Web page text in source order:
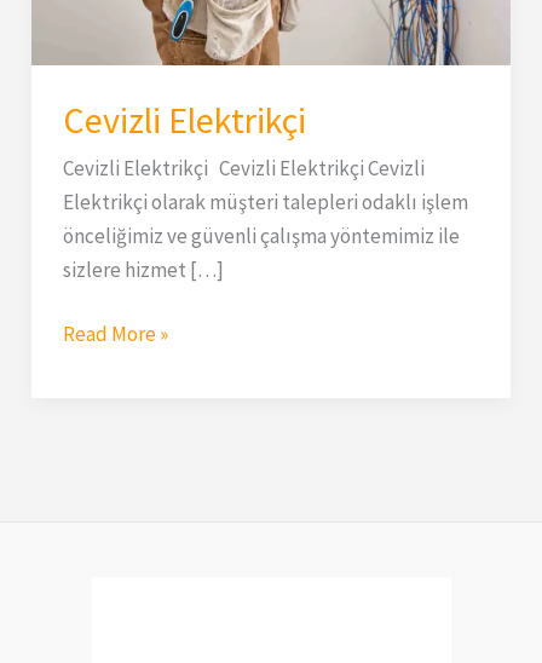
Cevizli Elektrikçi
Cevizli Elektrikçi Cevizli Elektrikçi Cevizli
Elektrikçi olarak müşteri talepleri odaklı işlem
önceliğimiz ve güvenli çalışma yöntemimiz ile
sizlere hizmet […]
Read More »